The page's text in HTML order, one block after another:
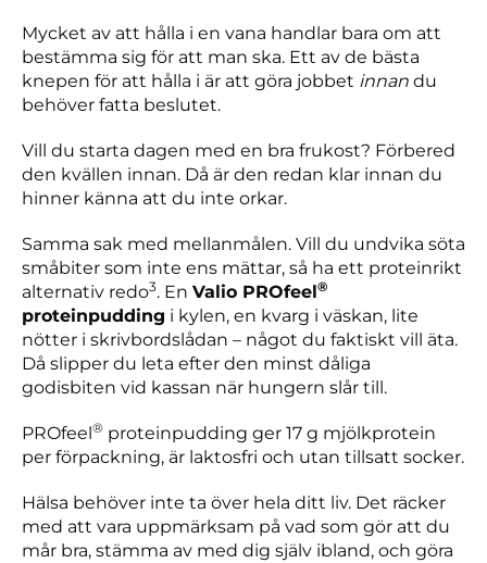
Mycket av att hålla i en vana handlar bara om att
bestämma sig för att man ska. Ett av de bästa
knepen för att hålla i är att göra jobbet innan du
behöver fatta beslutet.
Vill du starta dagen med en bra frukost? Förbered
den kvällen innan. Då är den redan klar innan du
hinner känna att du inte orkar.
Samma sak med mellanmålen. Vill du undvika söta
småbiter som inte ens mättar, så ha ett proteinrikt
alternativ redo3. En Valio PROfeel®
proteinpudding i kylen, en kvarg i väskan, lite
nötter i skrivbordslådan – något du faktiskt vill äta.
Då slipper du leta efter den minst dåliga
godisbiten vid kassan när hungern slår till.
PROfeel ® proteinpudding ger 17 g mjölkprotein
per förpackning, är laktosfri och utan tillsatt socker.
Hälsa behöver inte ta över hela ditt liv. Det räcker
med att vara uppmärksam på vad som gör att du
mår bra, stämma av med dig själv ibland, och göra